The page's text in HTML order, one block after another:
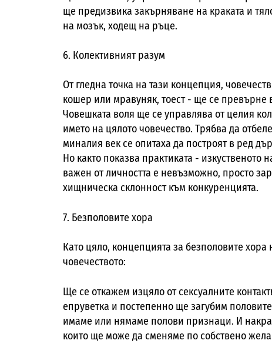
ще предизвика закърняване на краката и
на мозък, ходещ на ръце.
6. Колективният разум
От гледна точка на тази концепция,
кошер или мравуняк, тоест - ще се превърне
Човешката воля ще се управлява от целия
името на цялото човечество. Трябва да
миналия век се опитаха да построят в ред
Но както показва практиката - изкуственото
важен от личността е невъзможно, просто
хищническа склонност към конкуренцията.
7. Безполовите хора
Като цяло, концепцията за безполовите
човечеството:
Ще се откажем изцяло от сексуалните
епруветка и постепенно ще загубим
имаме или нямаме полови признаци. И
които ще може да сменяме по собствено